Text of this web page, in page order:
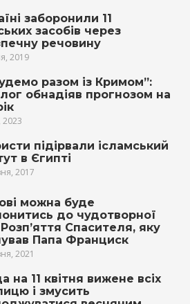
заборонили 11
засобів через
речовину
2019
разом із Кримом”:
обнадіяв прогнозом на
2023
підірвали ісламський
в Єгипті
2017
можна буде
до чудотворної
Розп’яття Спасителя, яку
Папа Франциск
2021
на 11 квітня вижене всіх
і змусить